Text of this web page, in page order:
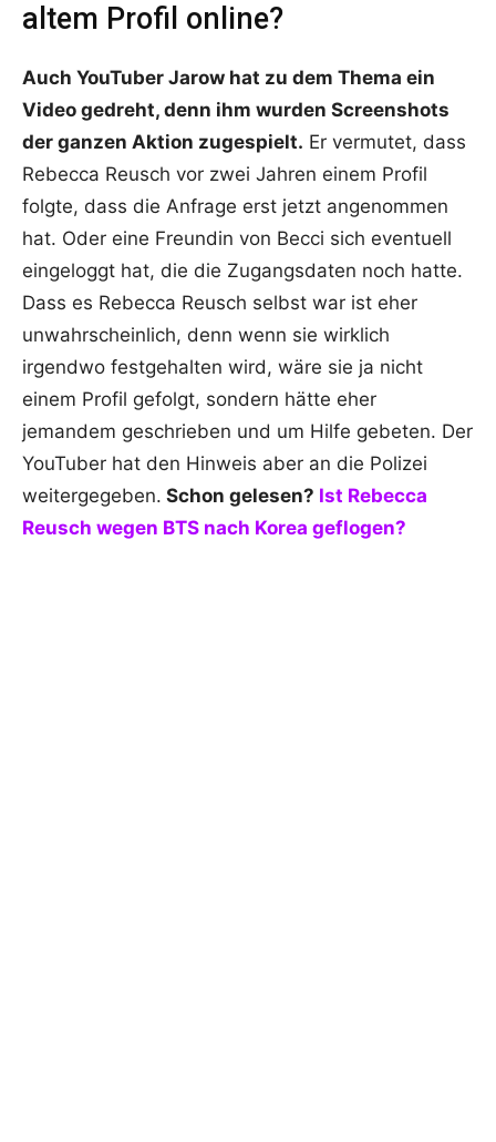
altem Profil online?
Auch YouTuber Jarow hat zu dem Thema ein
Video gedreht, denn ihm wurden Screenshots
der ganzen Aktion zugespielt. Er vermutet, dass
Rebecca Reusch vor zwei Jahren einem Profil
folgte, dass die Anfrage erst jetzt angenommen
hat. Oder eine Freundin von Becci sich eventuell
eingeloggt hat, die die Zugangsdaten noch hatte.
Dass es Rebecca Reusch selbst war ist eher
unwahrscheinlich, denn wenn sie wirklich
irgendwo festgehalten wird, wäre sie ja nicht
einem Profil gefolgt, sondern hätte eher
jemandem geschrieben und um Hilfe gebeten. Der
YouTuber hat den Hinweis aber an die Polizei
weitergegeben. Schon gelesen? Ist Rebecca
Reusch wegen BTS nach Korea geflogen?